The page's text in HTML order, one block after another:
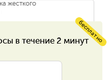
жесткого
бесплатно
в течение 2 минут